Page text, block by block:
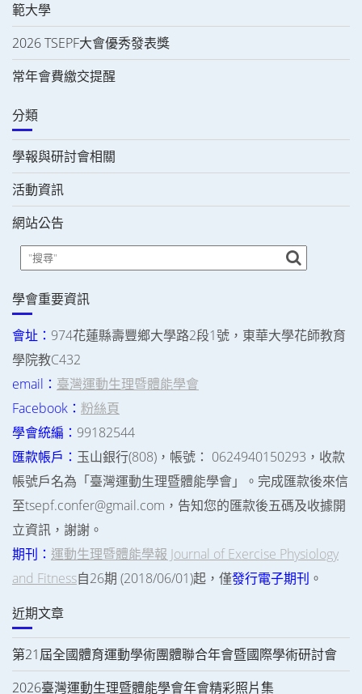
範大學
2026 TSEPF大會優秀發表獎
常年會費繳交提醒
分類
學報與研討會相關
活動資訊
網站公告
學會重要資訊
會址： 974花蓮縣壽豐鄉大學路2段1號，東華大學花師教育
學院教C432
email： 臺灣運動生理暨體能學會
Facebook： 粉絲頁
學會統編： 99182544
匯款帳戶： 玉山銀行(808)，帳號： 0624940150293，收款
帳號戶名為「臺灣運動生理暨體能學會」。完成匯款後來信
至tsepf.confer@gmail.com，告知您的匯款後五碼及收據開
立資訊，謝謝。
期刊： 運動生理暨體能學報 Journal of Exercise Physiology
and Fitness自26期 (2018/06/01)起，僅發行電子期刊 。
近期文章
第21屆全國體育運動學術團體聯合年會暨國際學術研討會
2026臺灣運動生理暨體能學會年會精彩照片集